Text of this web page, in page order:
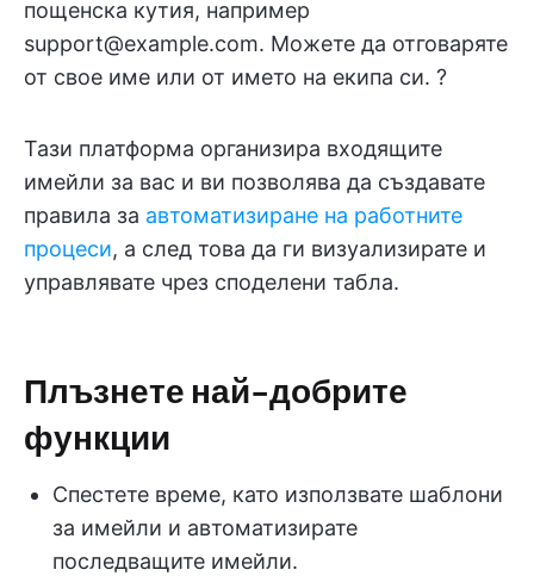
пощенска кутия, например
support@example.com. Можете да отговаряте
от свое име или от името на екипа си. ?
Тази платформа организира входящите
имейли за вас и ви позволява да създавате
правила за автоматизиране на работните
процеси, а след това да ги визуализирате и
управлявате чрез споделени табла.
Плъзнете най-добрите
функции
Спестете време, като използвате шаблони
за имейли и автоматизирате
последващите имейли.